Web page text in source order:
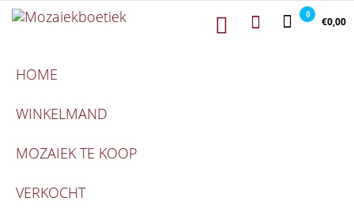
Ga naar de inhoud Mozaiekboetiek0
€0,00
HOME
WINKELMAND
MOZAIEK TE KOOP
VERKOCHT